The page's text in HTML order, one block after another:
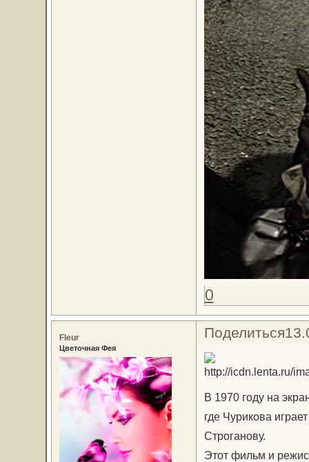
0
Поделиться
Fleur
Цветочная Фея
В 1970 году на
где Чурикова
Строганову.
Этот фильм и